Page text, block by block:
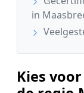
in
Kies